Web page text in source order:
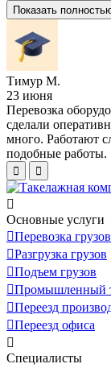
Показать
Тимур М.
23 июня
Перевозка
сделали
много. Работают
подобные работы.
Основные услуги
Перевозка грузов
Разгрузка грузов
Подъем грузов
Промышленный
Переезд
Переезд офиса
Специалисты